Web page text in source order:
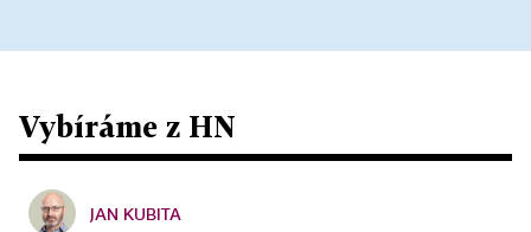
Vybíráme z HN
JAN KUBITA